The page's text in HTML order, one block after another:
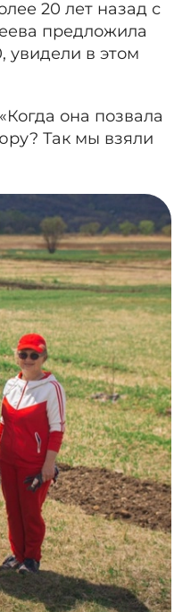
20 лет назад с
предложила
увидели в этом
она позвала
Так мы взяли